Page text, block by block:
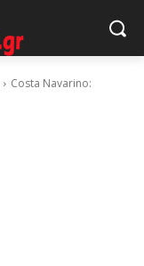
Costa Navarino: